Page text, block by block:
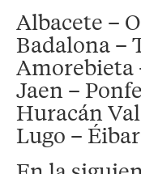
Albacete –
Badalona –
Amorebieta
Jaen –
Huracán
Lugo – Éibar